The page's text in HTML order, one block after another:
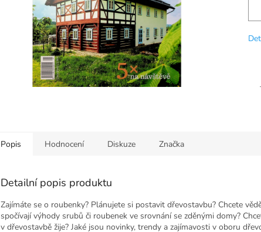
Popis Hodnocení Diskuze Značka
Detailní popis produktu
Zajímáte se o roubenky? Plánujete si postavit dřevostavbu? Chcete
spočívají výhody srubů či roubenek ve srovnání se zděnými domy?
v dřevostavbě žije? Jaké jsou novinky, trendy a zajímavosti v oboru